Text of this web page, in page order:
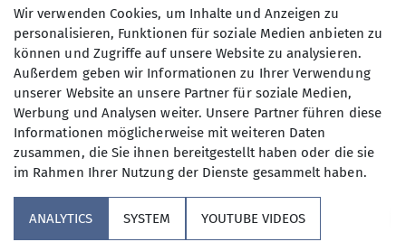
die Kranzhornalm auf einem steilen Pfad zum
Gipfel.
Nach einer ausgiebigen Rast Abstieg zur Einkehr
auf die Kranzhornalm. Nach diesem guten Essen
und Trinken ging es zurück zum Wanderparkplatz
und nach Hause.
Wir verwenden Cookies, um Inhalte und Anzeigen zu
personalisieren, Funktionen für soziale Medien anbieten zu
können und Zugriffe auf unsere Website zu analysieren.
Außerdem geben wir Informationen zu Ihrer Verwendung
unserer Website an unsere Partner für soziale Medien,
Werbung und Analysen weiter. Unsere Partner führen diese
Informationen möglicherweise mit weiteren Daten
zusammen, die Sie ihnen bereitgestellt haben oder die sie
im Rahmen Ihrer Nutzung der Dienste gesammelt haben.
ANALYTICS SYSTEM YOUTUBE VIDEOS